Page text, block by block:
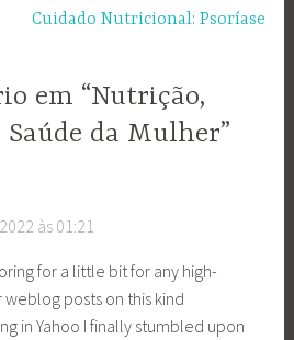
Cuidado Nutricional: Psoríase
em “Nutrição,
Saúde da Mulher”
às 01:21
for a little bit for any high-
posts on this kind
in Yahoo I finally stumbled upon